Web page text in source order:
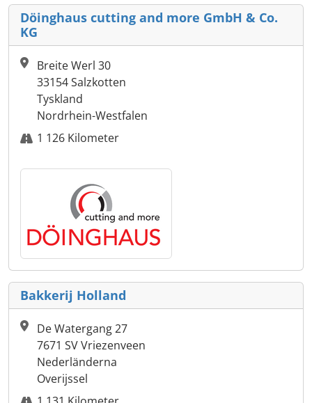
Döinghaus cutting and more GmbH & Co.
KG
Breite Werl 30
33154 Salzkotten
Tyskland
Nordrhein-Westfalen
1 126 Kilometer
Bakkerij Holland
De Watergang 27
7671 SV Vriezenveen
Nederländerna
Overijssel